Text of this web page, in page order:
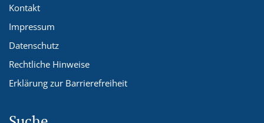
Kontakt
Impressum
Datenschutz
Rechtliche Hinweise
Erklärung zur Barrierefreiheit